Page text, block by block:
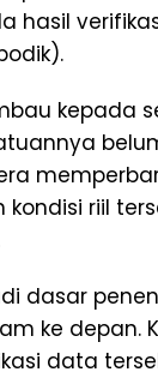
hasil
kepada
riil
dasar
ke depan.
data